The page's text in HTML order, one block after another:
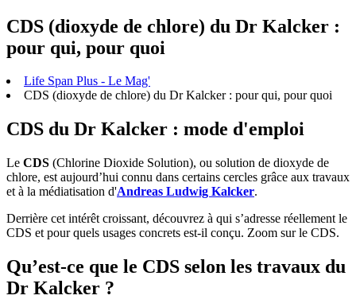
CDS (dioxyde de chlore) du Dr Kalcker :
pour qui, pour quoi
Life Span Plus - Le Mag'
CDS (dioxyde de chlore) du Dr Kalcker : pour qui, pour quoi
CDS du Dr Kalcker : mode d'emploi
Le CDS (Chlorine Dioxide Solution), ou solution de dioxyde de
chlore, est aujourd’hui connu dans certains cercles grâce aux travaux
et à la médiatisation d'Andreas Ludwig Kalcker.
Derrière cet intérêt croissant, découvrez à qui s’adresse réellement le
CDS et pour quels usages concrets est-il conçu. Zoom sur le CDS.
Qu’est-ce que le CDS selon les travaux du
Dr Kalcker ?